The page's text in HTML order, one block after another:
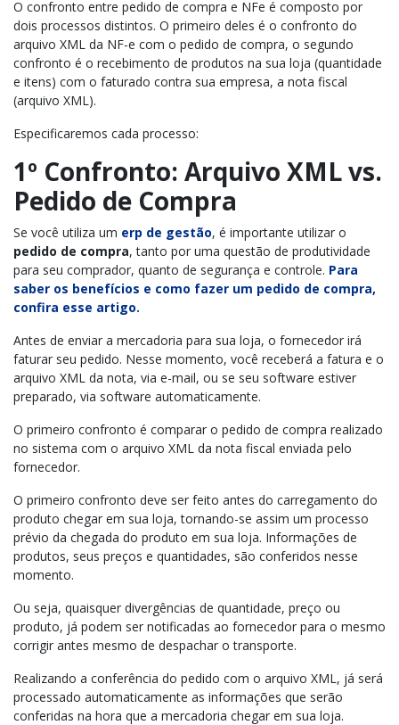
O confronto entre pedido de compra e NFe é composto por
dois processos distintos. O primeiro deles é o confronto do
arquivo XML da NF-e com o pedido de compra, o segundo
confronto é o recebimento de produtos na sua loja (quantidade
e itens) com o faturado contra sua empresa, a nota fiscal
(arquivo XML).
Especificaremos cada processo:
1º Confronto: Arquivo XML vs.
Pedido de Compra
Se você utiliza um erp de gestão, é importante utilizar o
pedido de compra, tanto por uma questão de produtividade
para seu comprador, quanto de segurança e controle. Para
saber os benefícios e como fazer um pedido de compra,
confira esse artigo.
Antes de enviar a mercadoria para sua loja, o fornecedor irá
faturar seu pedido. Nesse momento, você receberá a fatura e o
arquivo XML da nota, via e-mail, ou se seu software estiver
preparado, via software automaticamente.
O primeiro confronto é comparar o pedido de compra realizado
no sistema com o arquivo XML da nota fiscal enviada pelo
fornecedor.
O primeiro confronto deve ser feito antes do carregamento do
produto chegar em sua loja, tornando-se assim um processo
prévio da chegada do produto em sua loja. Informações de
produtos, seus preços e quantidades, são conferidos nesse
momento.
Ou seja, quaisquer divergências de quantidade, preço ou
produto, já podem ser notificadas ao fornecedor para o mesmo
corrigir antes mesmo de despachar o transporte.
Realizando a conferência do pedido com o arquivo XML, já será
processado automaticamente as informações que serão
conferidas na hora que a mercadoria chegar em sua loja.